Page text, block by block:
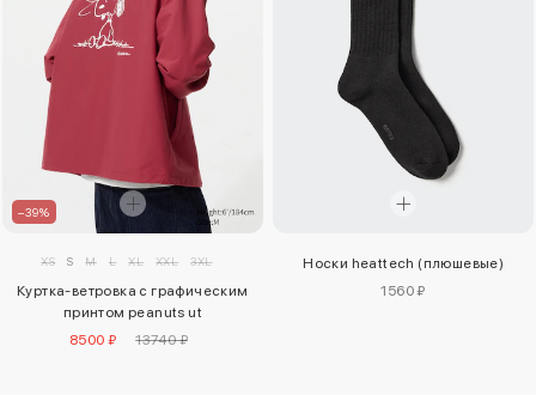
–39%
XS S M L XL XXL 3XL
Куртка-ветровка с графическим
принтом peanuts ut
8500 ₽
13740 ₽
Носки heattech (плюшевые)
1560 ₽